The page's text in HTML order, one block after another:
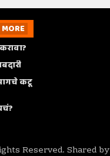
MORE
कटू
Reserved. Shared by